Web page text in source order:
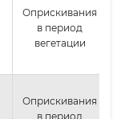
Оприскивания
в период
вегетации
Оприскивания
в период